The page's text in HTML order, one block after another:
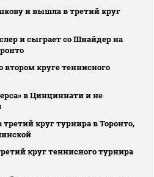
и вышла в третий круг
и сыграет со Шнайдер на
втором круге теннисного
в Цинциннати и не
круг турнира в Торонто,
круг теннисного турнира